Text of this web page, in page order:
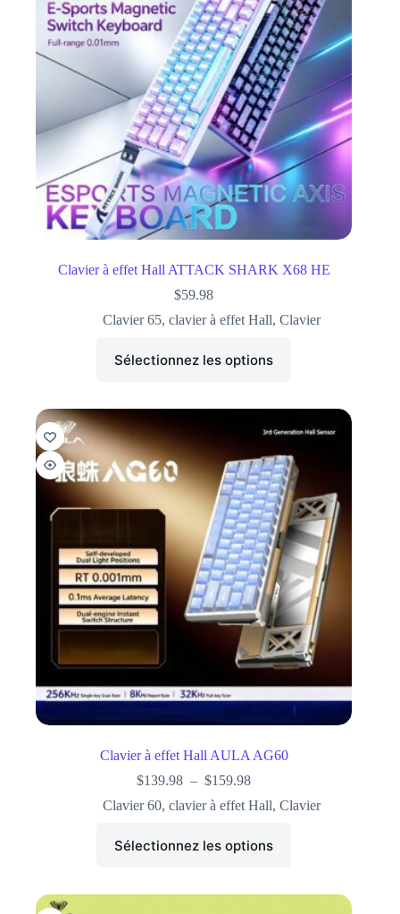
Clavier à effet Hall ATTACK SHARK X68 HE
$59.98
Clavier 65,clavier à effet Hall,Clavier
Sélectionnez les options
Clavier à effet Hall AULA AG60
$139.98 – $159.98
Clavier 60,clavier à effet Hall,Clavier
Sélectionnez les options